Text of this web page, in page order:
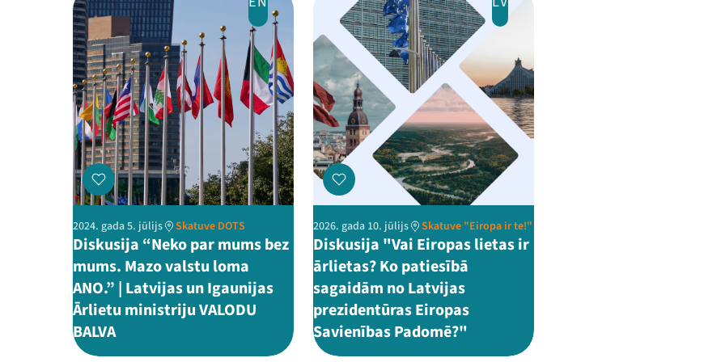
2024. gada 5. jūlijs Skatuve DOTS
Diskusija “Neko par mums bez
mums. Mazo valstu loma
ANO.” | Latvijas un Igaunijas
Ārlietu ministriju VALODU
BALVA
2026. gada 10. jūlijs Skatuve "Eiropa ir te!"
Diskusija "Vai Eiropas lietas ir
ārlietas? Ko patiesībā
sagaidām no Latvijas
prezidentūras Eiropas
Savienības Padomē?"